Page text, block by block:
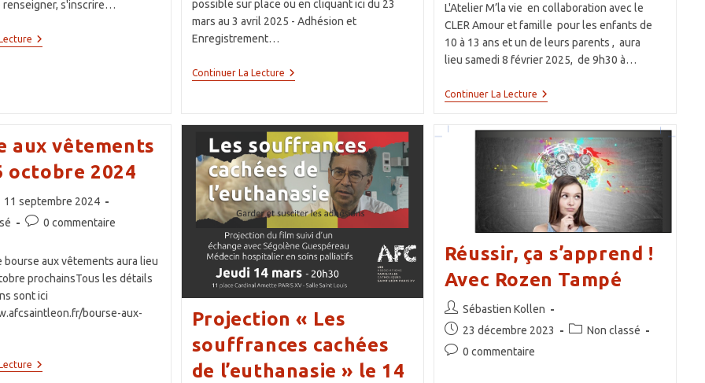
renseigner, s'inscrire…
Bourse
possible sur place ou en cliquant ici du 23
mars au 3 avril 2025 - Adhésion et
Enregistrement…
Continuer La Lecture5
2025
–
Bourse
Vêtements,
Articles
Périscolaires
&
Loisirs
L'Atelier M’la vie en collaboration avec le
CLER Amour et famille pour les enfants de
10 à 13 ans et un de leurs parents , aura
lieu samedi 8 février 2025, de 9h30 à…
Continuer La LectureAtelier
Le
8
Février
2025
aux vêtements
octobre 2024
:
11 septembre 2024
Commentaires
publication :
0 commentaire
bourse aux vêtements aura lieu
prochainsTous les détails
sont ici
bourse-aux-
Bourse
Projection « Les
souffrances cachées
de l’euthanasie » le 14
Réussir, ça s’apprend !
Avec Rozen Tampé
Auteur/autrice
de
publication :
Sébastien Kollen
Publication
publiée :
23 décembre 2023
PostNon classé
Commentaires
0 commentaire